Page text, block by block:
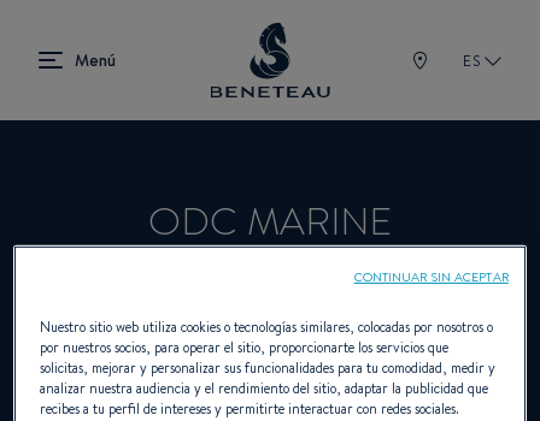
ES
ODC MARINE
Concesionario Vela, Intraborda,
Fueraborda, First para BENETEAU
Nuestro sitio web utiliza cookies o tecnologías similares, colocadas por nosotros o
por nuestros socios, para operar el sitio, proporcionarte los servicios que
solicitas, mejorar y personalizar sus funcionalidades para tu comodidad, medir y
analizar nuestra audiencia y el rendimiento del sitio, adaptar la publicidad que
recibes a tu perfil de intereses y permitirte interactuar con redes sociales.
CONTINUAR SIN ACEPTAR